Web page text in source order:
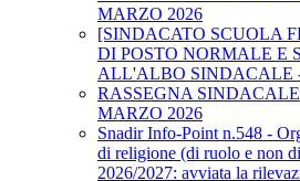
MARZO 2026
[SINDACATO SCUOLA
DI POSTO NORMALE E
ALL'ALBO SINDACALE
RASSEGNA
MARZO 2026
Snadir Info-Point n.548 -
di religione (di ruolo e non
2026/2027: avviata la